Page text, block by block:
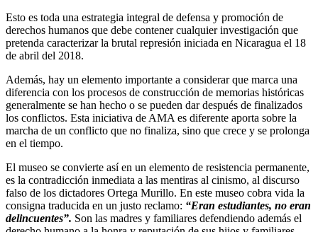
Esto es toda una estrategia integral de defensa y promoción de
derechos humanos que debe contener cualquier investigación que
pretenda caracterizar la brutal represión iniciada en Nicaragua el 18
de abril del 2018.
Además, hay un elemento importante a considerar que marca una
diferencia con los procesos de construcción de memorias históricas
generalmente se han hecho o se pueden dar después de finalizados
los conflictos. Esta iniciativa de AMA es diferente aporta sobre la
marcha de un conflicto que no finaliza, sino que crece y se prolonga
en el tiempo.
El museo se convierte así en un elemento de resistencia permanente,
es la contradicción inmediata a las mentiras al cinismo, al discurso
falso de los dictadores Ortega Murillo. En este museo cobra vida la
consigna traducida en un justo reclamo: “Eran estudiantes, no eran
delincuentes”. Son las madres y familiares defendiendo además el